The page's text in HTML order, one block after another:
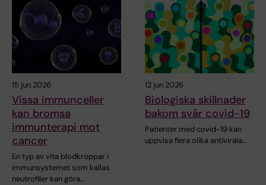
15 jun 2026
Vissa immunceller
kan bromsa
immunterapi mot
cancer
En typ av vita blodkroppar i
immunsystemet som kallas
neutrofiler kan göra…
12 jun 2026
Biologiska skillnader
bakom svår covid-19
Patienter med covid-19 kan
uppvisa flera olika antivirala…